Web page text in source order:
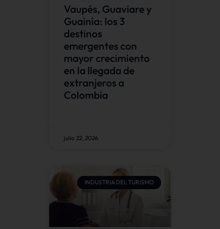
Vaupés, Guaviare y
Guainía: los 3
destinos
emergentes con
mayor crecimiento
en la llegada de
extranjeros a
Colombia
julio 22, 2026
INDUSTRIA DEL TURISMO